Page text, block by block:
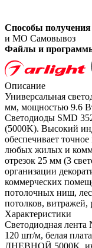
Способы получения
и МО Самовывоз
Файлы и
Описание
Универсальная
мм, мощностью 9.6
Светодиоды SMD
(5000K). Высокий
обеспечивает
любых жилых и
отрезок 25 мм (3
организации
коммерческих
потолочных ниш,
потолков,
Характеристики
Светодиодная
120 шт/м, белая